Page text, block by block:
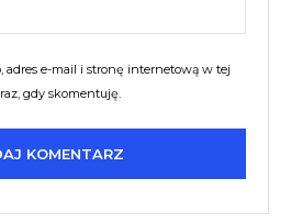
adres e-mail i stronę internetową w tej
gdy skomentuję.